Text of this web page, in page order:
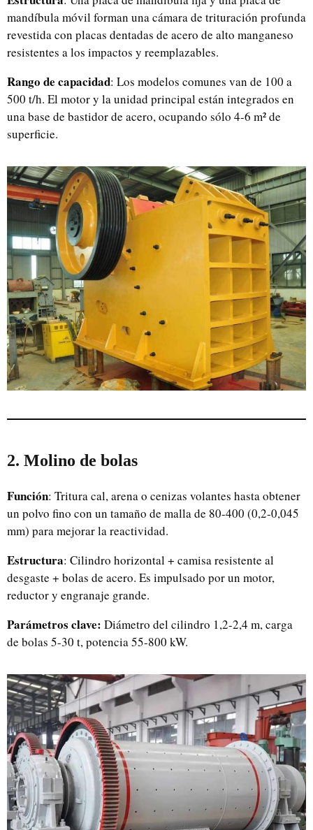
mandíbula móvil forman una cámara de trituración profunda
revestida con placas dentadas de acero de alto manganeso
resistentes a los impactos y reemplazables.
Rango de capacidad: Los modelos comunes van de 100 a
500 t/h. El motor y la unidad principal están integrados en
una base de bastidor de acero, ocupando sólo 4-6 m² de
superficie.
2. Molino de bolas
Función: Tritura cal, arena o cenizas volantes hasta obtener
un polvo fino con un tamaño de malla de 80-400 (0,2-0,045
mm) para mejorar la reactividad.
Estructura: Cilindro horizontal + camisa resistente al
desgaste + bolas de acero. Es impulsado por un motor,
reductor y engranaje grande.
Parámetros clave: Diámetro del cilindro 1,2-2,4 m, carga
de bolas 5-30 t, potencia 55-800 kW.